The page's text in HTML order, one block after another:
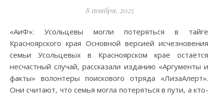
8 ноября, 2025
«АиФ»: Усольцевы могли потеряться в тайге
Красноярского края Основной версией исчезновения
семьи Усольцевых в Красноярском крае остаётся
несчастный случай, рассказали изданию «Аргументы и
факты» волонтеры поискового отряда «ЛизаАлерт».
Они считают, что семья могла потеряться в пути, а кто-